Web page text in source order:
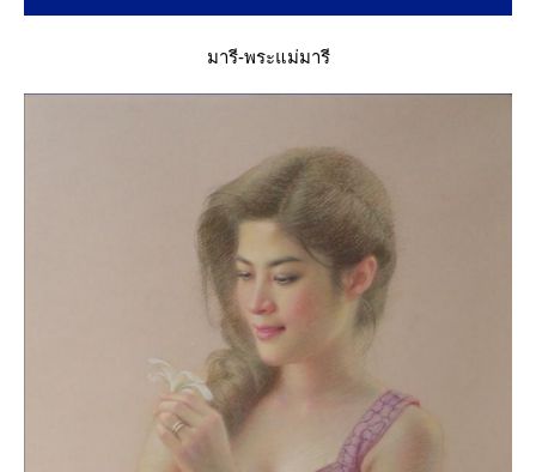
มารี​-พระแม่มารี